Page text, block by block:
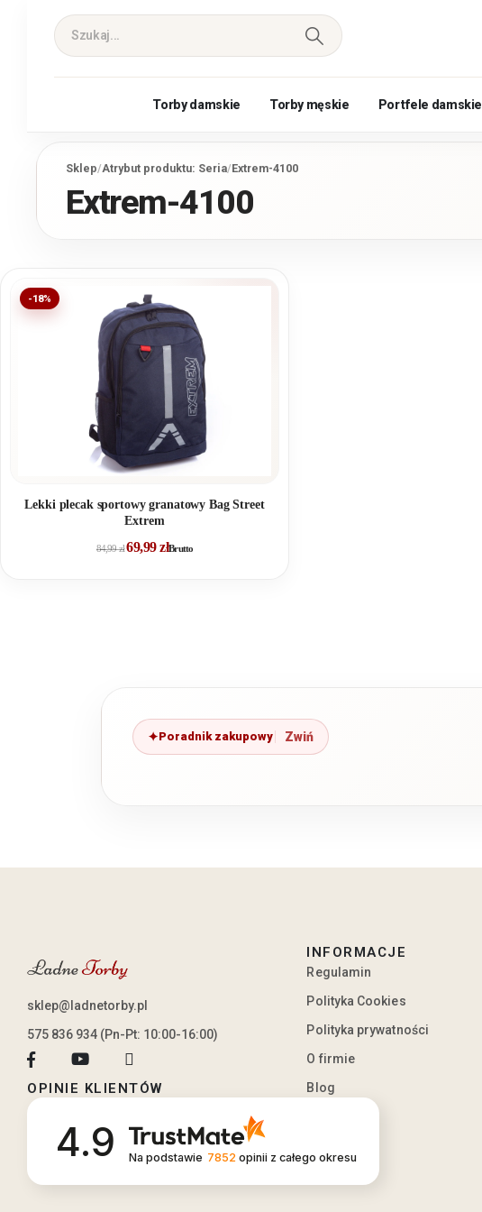
Torby damskie Torby męskie Portfele damskie
Sklep/Atrybut produktu: Seria/Extrem-4100
Extrem-4100
-18%
Lekki plecak sportowy granatowy Bag Street
Extrem
84,99zł69,99złBrutto
Poradnik zakupowy
sklep@ladnetorby.pl
575 836 934 (Pn-Pt: 10:00-16:00)
OPINIE KLIENTÓW
4.9 Na podstawie 7852 opinii z całego okresu
INFORMACJE
Regulamin
Polityka Cookies
Polityka prywatności
O firmie
Blog